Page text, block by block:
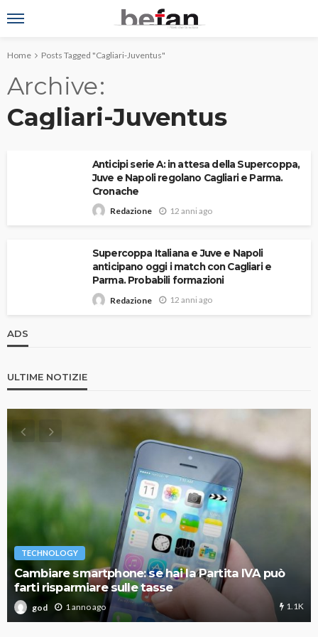
Home Posts Tagged "Cagliari-Juventus"
Archive
Cagliari-Juventus
Anticipi serie A: in attesa della Supercoppa,
Juve e Napoli regolano Cagliari e Parma.
Cronache
Redazione 12 anni ago
Supercoppa Italiana e Juve e Napoli
anticipano oggi i match con Cagliari e
Parma. Probabili formazioni
Redazione 12 anni ago
ADS
ULTIME NOTIZIE
TECHNOLOGY
Cambiare smartphone: se hai la Partita IVA può
farti risparmiare sulle tasse
god 1 anno ago 1.1K